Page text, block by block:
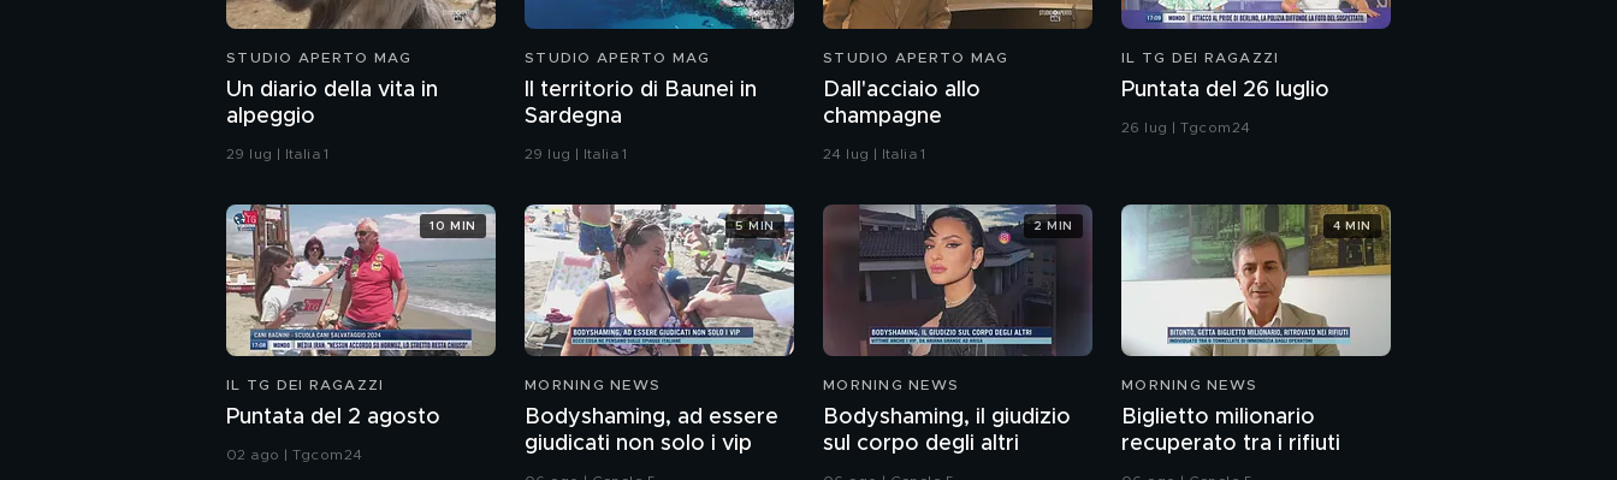
STUDIO APERTO MAG
Un diario della vita in
alpeggio
29 lug | Italia 1
STUDIO APERTO MAG
Il territorio di Baunei in
Sardegna
29 lug | Italia 1
STUDIO APERTO MAG
Dall'acciaio allo
champagne
24 lug | Italia 1
IL TG DEI RAGAZZI
Puntata del 26 luglio
26 lug | Tgcom24
IL TG DEI RAGAZZI
Puntata del 2 agosto
02 ago | Tgcom24
10 MIN
MORNING NEWS
Bodyshaming, ad essere
giudicati non solo i vip
5 MIN
MORNING NEWS
Bodyshaming, il giudizio
sul corpo degli altri
2 MIN
MORNING NEWS
Biglietto milionario
recuperato tra i rifiuti
4 MIN